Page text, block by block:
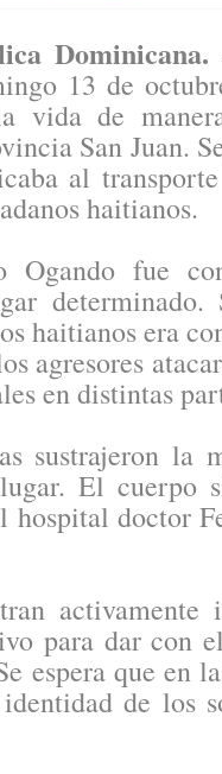
Dominicana.
13 de
vida de
San Juan.
al
haitianos.
Ogando fue
determinado.
haitianos era
agresores
en distintas
sustrajeron la
El cuerpo
hospital doctor
activamente
para dar con
espera que en
de los